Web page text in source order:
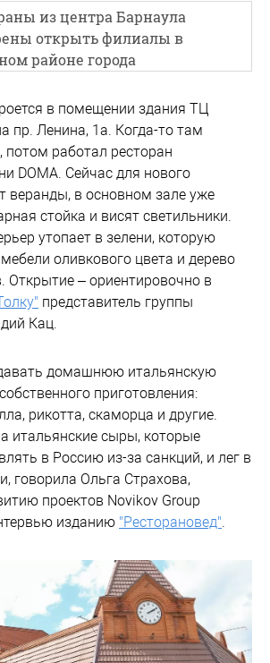
из центра Барнаула
открыть филиалы в
районе города
в помещении здания ТЦ
пр. Ленина, 1а. Когда-то там
работал ресторан
DOMA. Сейчас для нового
веранды, в основном зале уже
стойка и висят светильники.
утопает в зелени, которую
оливкового цвета и дерево
Открытие – ориентировочно в
представитель группы
Кац.
домашнюю итальянскую
приготовления:
рикотта, скаморца и другие.
итальянские сыры, которые
в Россию из-за санкций, и лег в
говорила Ольга Страхова,
проектов Novikov Group
изданию "Ресторановед".